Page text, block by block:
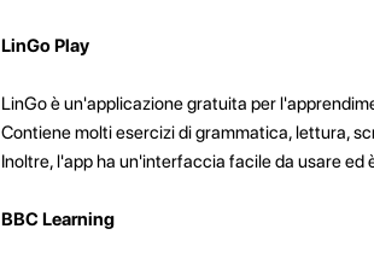
LinGo Play
LinGo è un'applicazione gratuita per
Contiene molti esercizi di grammatica, lettura,
Inoltre, l'app ha un'interfaccia facile da usare
BBC Learning